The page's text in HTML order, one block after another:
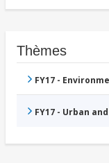
Thèmes
FY17 -
FY17 - Urban